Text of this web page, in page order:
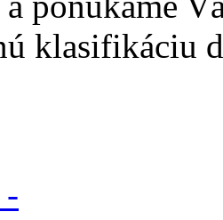
klasifikáciu